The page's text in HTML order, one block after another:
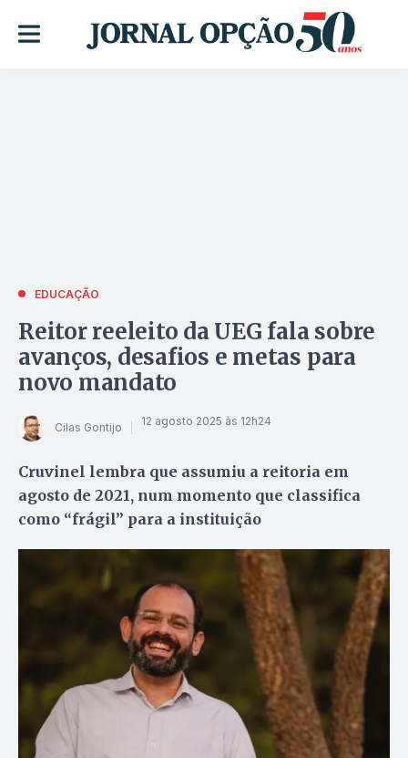
EDUCAÇÃO
Reitor reeleito da UEG fala sobre
avanços, desafios e metas para
novo mandato
Cilas Gontijo 12 agosto 2025 às 12h24
Cruvinel lembra que assumiu a reitoria em
agosto de 2021, num momento que classifica
como “frágil” para a instituição